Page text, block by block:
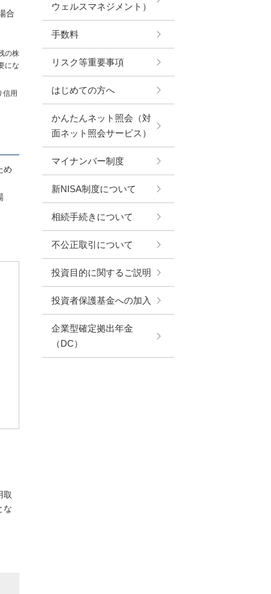
合
の株
にな
信用
め
取
な
ウェルスマネジメント）
手数料
リスク等重要事項
はじめての方へ
かんたんネット照会（対
面ネット照会サービス）
マイナンバー制度
新NISA制度について
相続手続きについて
不公正取引について
投資目的に関するご説明
投資者保護基金への加入
企業型確定拠出年金
（DC）